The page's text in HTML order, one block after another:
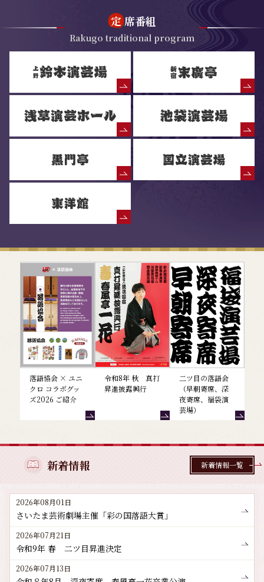
定 席番組
Rakugo traditional program
落語協会からのお知らせ
落語協会 × ユニ
クロ コラボグッ
ズ2026 ご紹介
令和8年 秋 真打
昇進披露興行
二ツ目の落語会
（早朝寄席、深
夜寄席、福袋演
芸場）
新着情報
2026年08月01日
さいたま芸術劇場主催「彩の国落語大賞」
2026年07月21日
令和9年 春 二ツ目昇進決定
2026年07月13日
新着情報一覧